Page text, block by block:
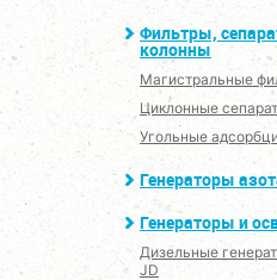
Фильтры,
колонны
Магистральные
Циклонные
Угольные
Генераторы
Генераторы и
Дизельные
JD